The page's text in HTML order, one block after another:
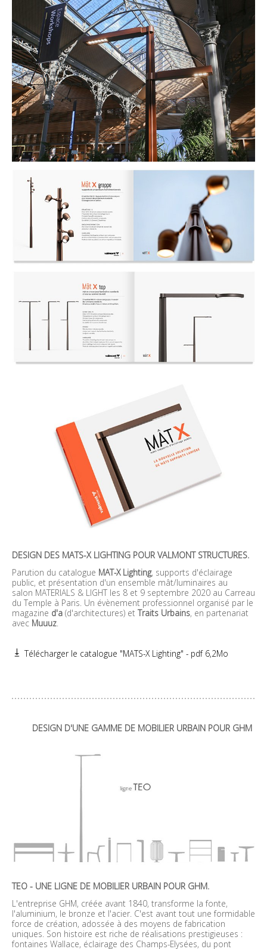
DESIGN DES MATS-X LIGHTING POUR VALMONT STRUCTURES.
Parution du catalogue MAT-X Lighting, supports d'éclairage
public, et présentation d'un ensemble mât/luminaires au
salon MATERIALS & LIGHT les 8 et 9 septembre 2020 au Carreau
du Temple à Paris. Un évènement professionnel organisé par le
magazine d'a (d'architectures) et Traits Urbains, en partenariat
avec Muuuz.
Télécharger le catalogue "MATS-X Lighting" - pdf 6,2Mo
DESIGN D'UNE GAMME DE MOBILIER URBAIN POUR GHM
TEO - UNE LIGNE DE MOBILIER URBAIN POUR GHM.
L'entreprise GHM, créée avant 1840, transforme la fonte,
l'aluminium, le bronze et l'acier. C'est avant tout une formidable
force de création, adossée à des moyens de fabrication
uniques. Son histoire est riche de réalisations prestigieuses :
fontaines Wallace, éclairage des Champs-Elysées, du pont